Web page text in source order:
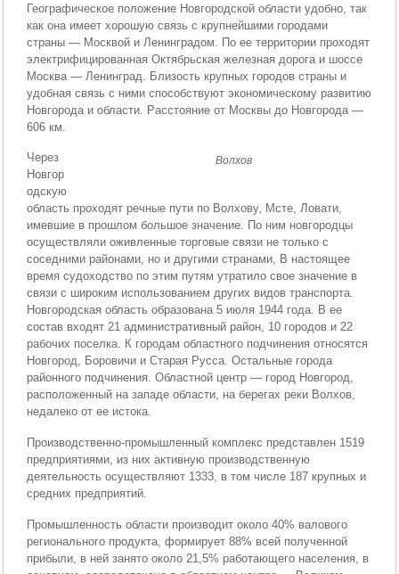
Географическое положение Новгородской области удобно, так
как она имеет хорошую связь с крупнейшими городами
страны — Москвой и Ленинградом. По ее территории проходят
электрифицированная Октябрьская железная дорога и шоссе
Москва — Ленинград. Близость крупных городов страны и
удобная связь с ними способствуют экономическому развитию
Новгорода и области. Расстояние от Москвы до Новгорода —
606 км.
Волхов
Через
Новгор
одскую
область проходят речные пути по Волхову, Мсте, Ловати,
имевшие в прошлом большое значение. По ним новгородцы
осуществляли оживленные торговые связи не только с
соседними районами, но и другими странами, В настоящее
время судоходство по этим путям утратило свое значение в
связи с широким использованием других видов транспорта.
Новгородская область образована 5 июля 1944 года. В ее
состав входят 21 административный район, 10 городов и 22
рабочих поселка. К городам областного подчинения относятся
Новгород, Боровичи и Старая Русса. Остальные города
районного подчинения. Областной центр — город Новгород,
расположенный на западе области, на берегах реки Волхов,
недалеко от ее истока.
Производственно-промышленный комплекс представлен 1519
предприятиями, из них активную производственную
деятельность осуществляют 1333, в том числе 187 крупных и
средних предприятий.
Промышленность области производит около 40% валового
регионального продукта, формирует 88% всей полученной
прибыли, в ней занято около 21,5% работающего населения, в